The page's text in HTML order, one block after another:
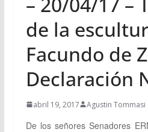
de la
Facundo de
Declaración
abril 19, 2017 Agustin Tommasi
De los señores Senadores